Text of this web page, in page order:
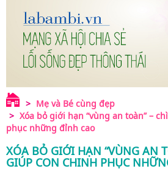
Mẹ và Bé cùng đẹp
Xóa bỏ giới hạn “vùng an toàn” –
phục những đỉnh cao
XÓA BỎ GIỚI HẠN “VÙNG AN
GIÚP CON CHINH PHỤC